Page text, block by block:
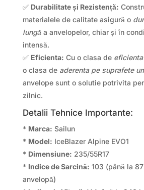
✅ Durabilitate și Rezistență:
materialele de calitate asigură o
lungă a anvelopelor, chiar și în
intensă.
✅ Eficienta: Cu o clasa de
o clasa de aderenta pe suprafete
anvelope sunt o solutie potrivita
zilnic.
Detalii Tehnice Importante:
* Marca: Sailun
* Model: IceBlazer Alpine EVO1
* Dimensiune: 235/55R17
* Indice de Sarcină: 103 (până la
anvelopă)